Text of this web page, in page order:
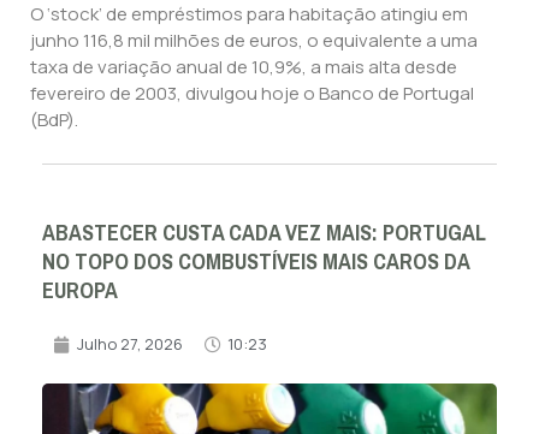
O ‘stock’ de empréstimos para habitação atingiu em
junho 116,8 mil milhões de euros, o equivalente a uma
taxa de variação anual de 10,9%, a mais alta desde
fevereiro de 2003, divulgou hoje o Banco de Portugal
(BdP).
ABASTECER CUSTA CADA VEZ MAIS: PORTUGAL
NO TOPO DOS COMBUSTÍVEIS MAIS CAROS DA
EUROPA
Julho 27, 2026 10:23